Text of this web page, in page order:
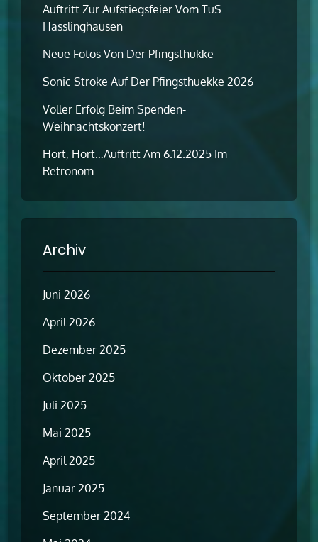
Auftritt Zur Aufstiegsfeier Vom TuS
Hasslinghausen
Neue Fotos Von Der Pfingsthükke
Sonic Stroke Auf Der Pfingsthuekke 2026
Voller Erfolg Beim Spenden-
Weihnachtskonzert!
Hört, Hört…Auftritt Am 6.12.2025 Im
Retronom
Archiv
Juni 2026
April 2026
Dezember 2025
Oktober 2025
Juli 2025
Mai 2025
April 2025
Januar 2025
September 2024